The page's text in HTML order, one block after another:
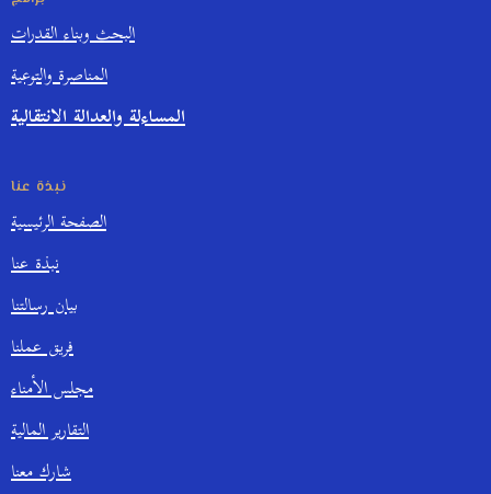
البحث وبناء القدرات
المناصرة والتوعية
المساءلة والعدالة الانتقالية
نبذة عنا
الصفحة الرئيسية
نبذة عنا
بيان رسالتنا
فريق عملنا
مجلس الأمناء
التقارير المالية
شارك معنا